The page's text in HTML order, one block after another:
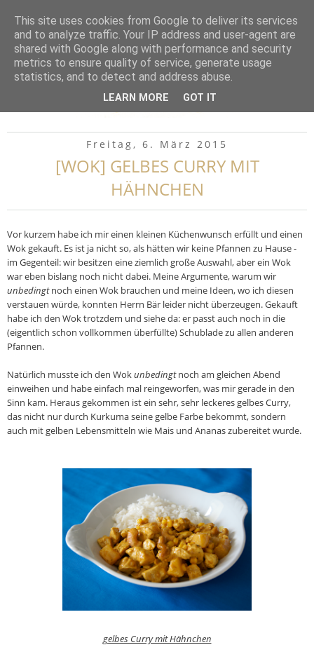
Freitag, 6. März 2015
[WOK] GELBES CURRY MIT
HÄHNCHEN
Vor kurzem habe ich mir einen kleinen Küchenwunsch erfüllt und einen
Wok gekauft. Es ist ja nicht so, als hätten wir keine Pfannen zu Hause -
im Gegenteil: wir besitzen eine ziemlich große Auswahl, aber ein Wok
war eben bislang noch nicht dabei. Meine Argumente, warum wir
unbedingtnoch einen Wok brauchen und meine Ideen, wo ich diesen
verstauen würde, konnten Herrn Bär leider nicht überzeugen. Gekauft
habe ich den Wok trotzdem und siehe da: er passt auch noch in die
(eigentlich schon vollkommen überfüllte) Schublade zu allen anderen
Pfannen.
Natürlich musste ich den Wokunbedingtnoch am gleichen Abend
einweihen und habe einfach mal reingeworfen, was mir gerade in den
Sinn kam. Heraus gekommen ist ein sehr, sehr leckeres gelbes Curry,
das nicht nur durch Kurkuma seine gelbe Farbe bekommt, sondern
auch mit gelben Lebensmitteln wie Mais und Ananas zubereitet wurde.
gelbes Curry mit Hähnchen
This site uses cookies from Google to deliver its services
and to analyze traffic. Your IP address and user-agent are
shared with Google along with performance and security
metrics to ensure quality of service, generate usage
statistics, and to detect and address abuse.
LEARN MORE GOT IT